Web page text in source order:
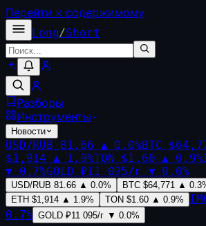
Перейти к содержимому
Long/Short
Разборы
Инструменты
Новости
USD/RUB 81.66 ▲ 0.0%BTC
$1,914 ▲ 1.9%TON $1.60 ▲ 0.9%
▼ 0.7%GOLD ₽11 095/г ▼ 0.0%
USD/RUB 81.66 ▲ 0.0% BTC $64,771 ▲ 0.3
ETH $1,914 ▲ 1.9% TON $1.60 ▲ 0.9%
0.7% GOLD ₽11 095/г ▼ 0.0%